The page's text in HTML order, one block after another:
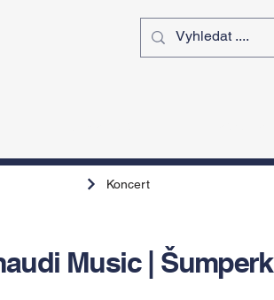
Koncert
Music | Šumperk